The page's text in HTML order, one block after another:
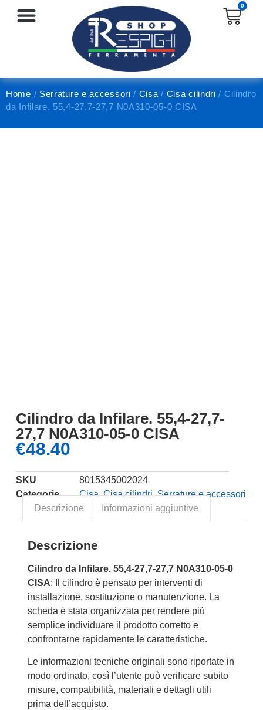
0
Home / Serrature e accessori / Cisa / Cisa cilindri / Cilindro
da Infilare. 55,4-27,7-27,7 N0A310-05-0 CISA
Cilindro da Infilare. 55,4-27,7-
27,7 N0A310-05-0 CISA
€48.40
SKU
8015345002024
Categorie
Cisa,Cisa cilindri,Serrature e accessori
Descrizione
Informazioni aggiuntive
Descrizione
Cilindro da Infilare. 55,4-27,7-27,7 N0A310-05-0
CISA: Il cilindro è pensato per interventi di
installazione, sostituzione o manutenzione. La
scheda è stata organizzata per rendere più
semplice individuare il prodotto corretto e
confrontarne rapidamente le caratteristiche.
Le informazioni tecniche originali sono riportate in
modo ordinato, così l’utente può verificare subito
misure, compatibilità, materiali e dettagli utili
prima dell’acquisto.